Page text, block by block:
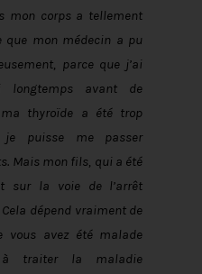
mon corps a tellement
que mon médecin a pu
parce que j’ai
longtemps avant de
ma thyroïde a été trop
je puisse me passer
Mais mon fils, qui a été
sur la voie de l’arrêt
dépend vraiment de
vous avez été malade
à traiter la maladie